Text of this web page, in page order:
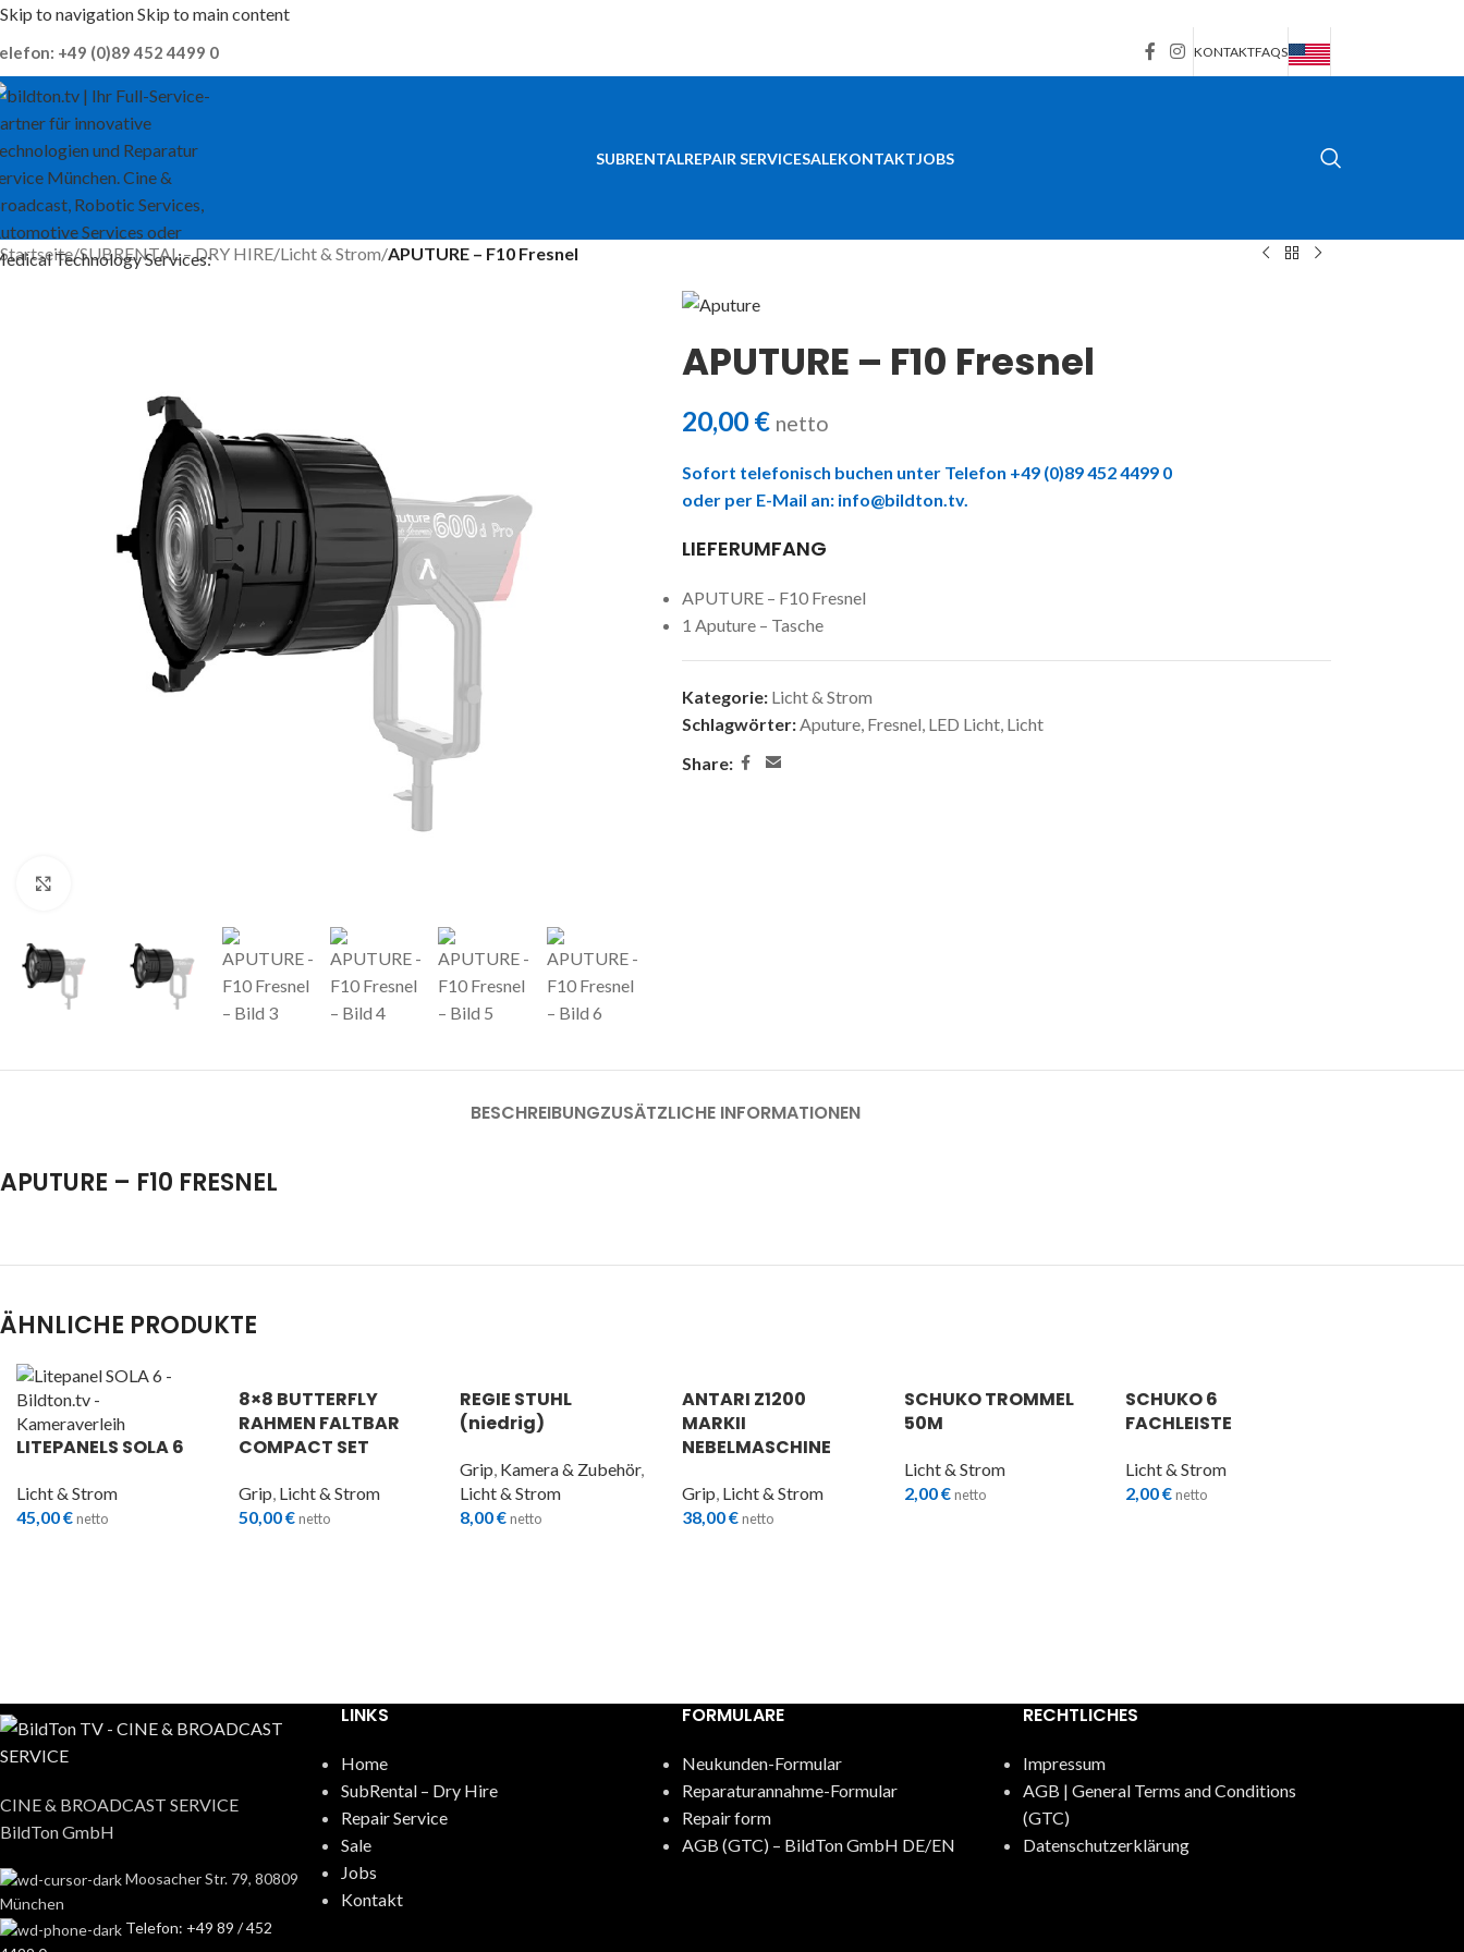
Skip to navigationSkip to main content
+49 (0)89 452 4499 0 KONTAKTFAQS
SUBRENTALREPAIR SERVICESALEKONTAKTJOBS
Startseite/SUBRENTAL – DRY HIRE/Licht & Strom/APUTURE – F10 Fresnel
APUTURE – F10 Fresnel
20,00€ netto
Sofort telefonisch buchen unter Telefon +49 (0)89 452 4499 0
oder per E-Mail an: info@bildton.tv.
LIEFERUMFANG
APUTURE – F10 Fresnel
1 Aputure – Tasche
Kategorie: Licht & Strom
Schlagwörter:Aputure, Fresnel, LED Licht, Licht
Share:
BESCHREIBUNGZUSÄTZLICHE INFORMATIONEN
APUTURE – F10 FRESNEL
ÄHNLICHE PRODUKTE
LITEPANELS SOLA 6
Licht & Strom
45,00€netto
8×8 BUTTERFLY
RAHMEN FALTBAR
COMPACT SET
Grip, Licht & Strom
50,00€ netto
REGIE STUHL
(niedrig)
Grip, Kamera & Zubehör,
Licht & Strom
8,00€ netto
ANTARI Z1200
MARKII
NEBELMASCHINE
Grip, Licht & Strom
38,00€netto
SCHUKO TROMMEL
50M
Licht & Strom
2,00€ netto
SCHUKO 6
FACHLEISTE
Licht & Strom
2,00€ netto
CINE & BROADCAST SERVICE
BildTon GmbH
Moosacher Str. 79, 80809
München
Telefon: +49 89 / 452
LINKS
Home
SubRental – Dry Hire
Repair Service
Sale
Jobs
Kontakt
FORMULARE
Neukunden-Formular
Reparaturannahme-Formular
Repair form
AGB (GTC) – BildTon GmbH DE/EN
RECHTLICHES
Impressum
AGB | General Terms and Conditions
(GTC)
Datenschutzerklärung